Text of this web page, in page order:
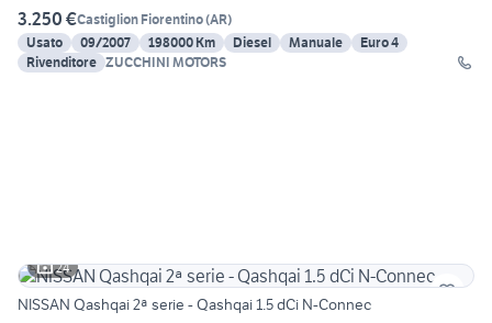
3.250 €Castiglion Fiorentino(AR)
Usato
09/2007 198000 Km Diesel Manuale
Euro 4
Rivenditore ZUCCHINI MOTORS
24
NISSAN Qashqai 2ª serie - Qashqai 1.5 dCi N-Connec